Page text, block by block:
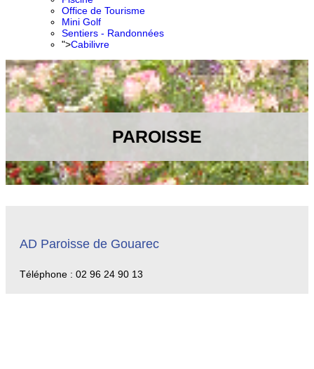
Office de Tourisme
Mini Golf
Sentiers - Randonnées
">Cabilivre
PAROISSE
AD Paroisse de Gouarec
Téléphone : 02 96 24 90 13